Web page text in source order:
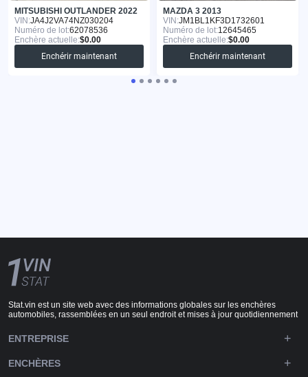
MITSUBISHI OUTLANDER 2022
VIN:JA4J2VA74NZ030204
Numéro de lot:62078536
Enchère actuelle:$0.00
Enchérir maintenant
MAZDA 3 2013
VIN:JM1BL1KF3D1732601
Numéro de lot:12645465
Enchère actuelle:$0.00
Enchérir maintenant
Stat.vin est un site web avec des informations globales sur les enchères
automobiles, rassemblées en un seul endroit et mises à jour quotidiennement
ENTREPRISE
ENCHÈRES